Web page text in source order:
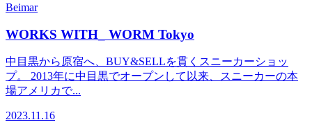
Beimar
WORKS WITH_ WORM Tokyo
中目黒から原宿へ、BUY&SELLを貫くスニーカーショッ
プ。 2013年に中目黒でオープンして以来、スニーカーの本
場アメリカで...
2023.11.16